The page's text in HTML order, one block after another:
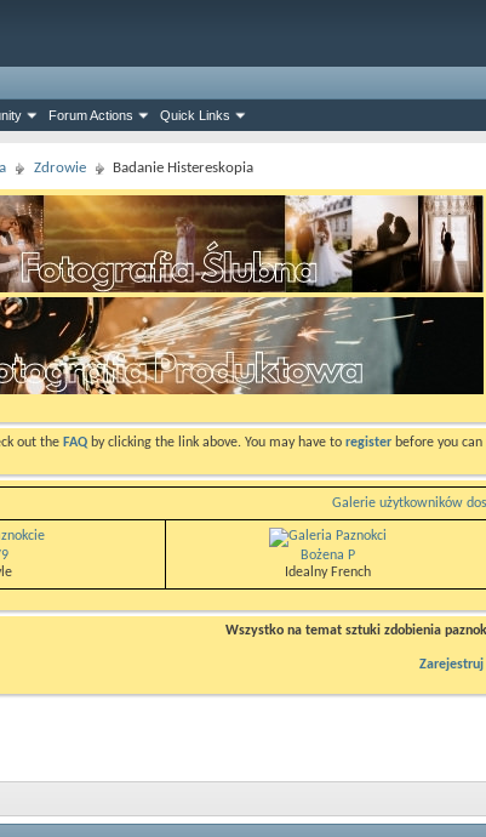
Forum Actions Quick Links
Zdrowie Badanie Histereskopia
out the FAQ by clicking the link above. You may have to register before you
Galerie użytkowników
Bożena P
Idealny French
Wszystko na temat sztuki zdobienia
Zarejestruj